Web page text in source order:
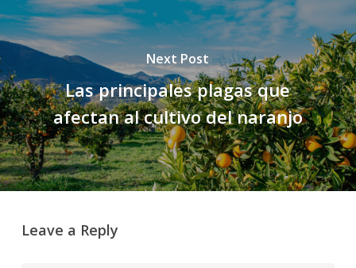
Next Post
Las principales plagas que
afectan al cultivo del naranjo
Leave a Reply